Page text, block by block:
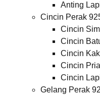
Anting
Cincin Perak
Cincin
Cincin
Cincin
Cincin Pria
Cincin
Gelang Perak